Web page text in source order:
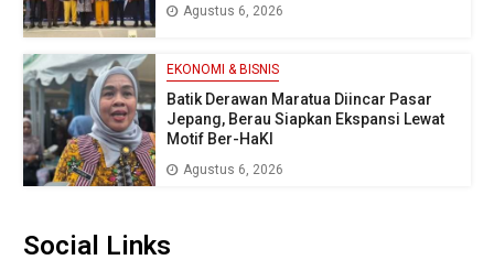
Agustus 6, 2026
EKONOMI & BISNIS
Batik Derawan Maratua Diincar Pasar
Jepang, Berau Siapkan Ekspansi Lewat
Motif Ber-HaKI
Agustus 6, 2026
Social Links